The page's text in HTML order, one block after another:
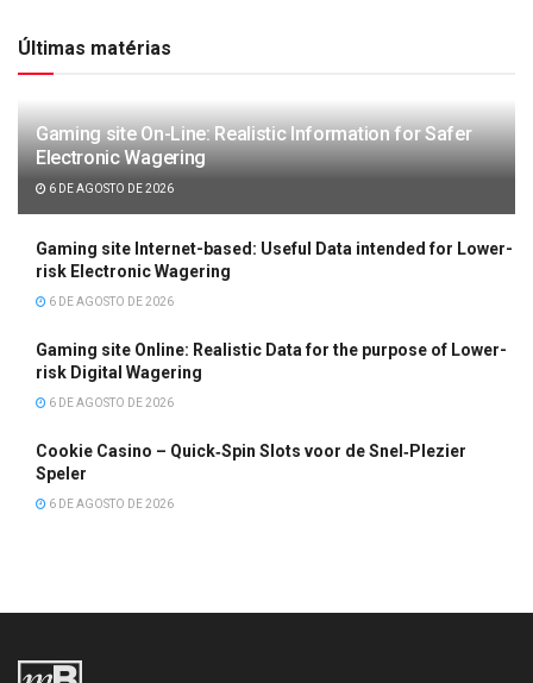
Últimas matérias
Gaming site On-Line: Realistic Information for Safer
Electronic Wagering
6 DE AGOSTO DE 2026
Gaming site Internet-based: Useful Data intended for Lower-
risk Electronic Wagering
6 DE AGOSTO DE 2026
Gaming site Online: Realistic Data for the purpose of Lower-
risk Digital Wagering
6 DE AGOSTO DE 2026
Cookie Casino – Quick‑Spin Slots voor de Snel‑Plezier
Speler
6 DE AGOSTO DE 2026